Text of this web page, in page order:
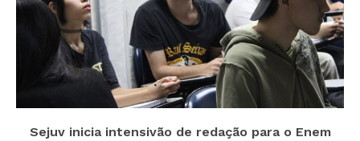
Sejuv inicia intensivão de redação para o Enem